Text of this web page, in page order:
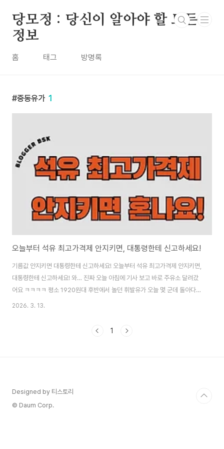
당모정 : 당신이 알아야 할 모든
정보
홈 태그 방명록
중동유가 1
오늘부터 석유 최고가격제 안지키면, 대통령한테 신고하세요!
기름값 안지키면 대통령한테 신고하세요! 오늘부터 석유 최고가격제 안지키면,
대통령한테 신고하세요! 와… 진짜 오늘 아침에 기사 보고 바로 주유소 달려갔
어요 ㅋㅋㅋㅋ 평소 1920원대 후반에서 놀던 휘발유가 오늘 몇 군데 돌아다니
니까 1780~1820원대 보이더라고요. 아직 전국 평균이 확 내려간 건 아니지
는데… 그래도 이게 시작이니까 지켜보는 중입니다. 그런데 정부가 어제(12일)
2026. 3. 13.
1
Designed by 티스토리
© Daum Corp.